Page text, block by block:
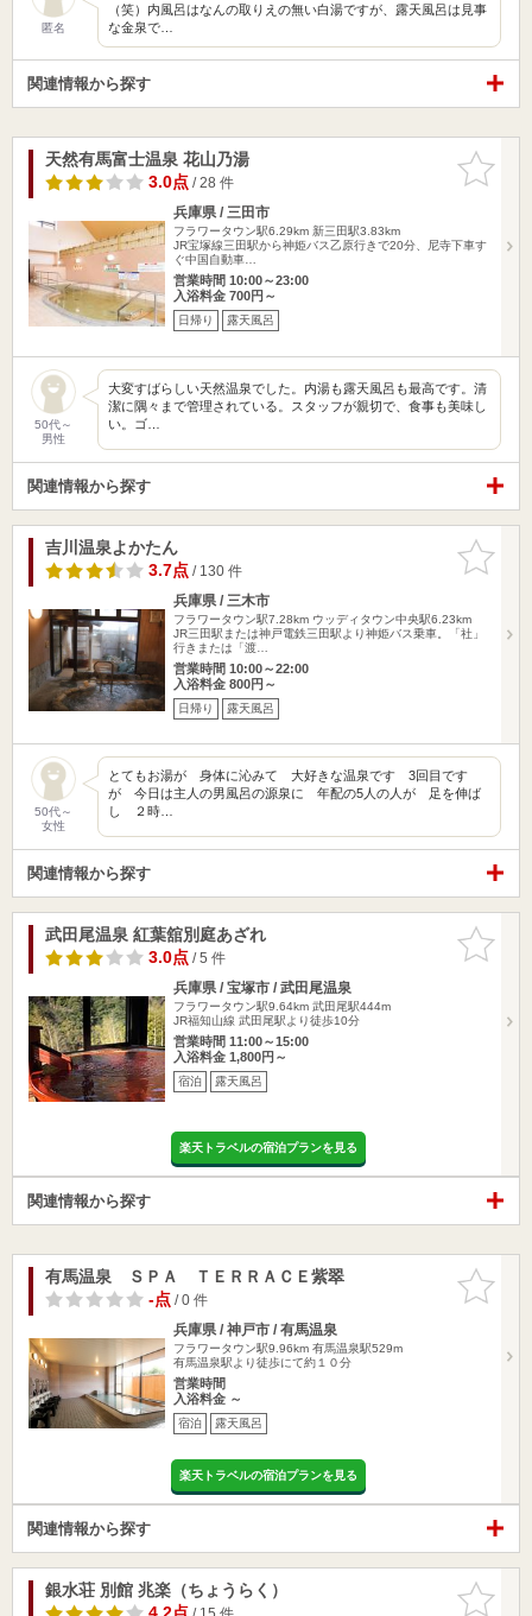
匿名
（笑）内風呂はなんの取りえの無い白湯ですが、露天風呂は見事
な金泉で…
関連情報から探す
お気に入
りに追加
天然有馬富士温泉 花山乃湯
3.0点/ 28 件
兵庫県 / 三田市
フラワータウン駅6.29km 新三田駅3.83km
JR宝塚線三田駅から神姫バス乙原行きで20分、尼寺下車す
ぐ中国自動車…
営業時間 10:00～23:00
入浴料金 700円～
日帰り 露天風呂
50代～
男性
大変すばらしい天然温泉でした。内湯も露天風呂も最高です。清
潔に隅々まで管理されている。スタッフが親切で、食事も美味し
い。ゴ…
関連情報から探す
お気に入
りに追加
吉川温泉よかたん
3.7点/ 130 件
兵庫県 / 三木市
フラワータウン駅7.28km ウッディタウン中央駅6.23km
JR三田駅または神戸電鉄三田駅より神姫バス乗車。「社」
行きまたは「渡…
営業時間 10:00～22:00
入浴料金 800円～
日帰り 露天風呂
50代～
女性
とてもお湯が 身体に沁みて 大好きな温泉です 3回目です
が 今日は主人の男風呂の源泉に 年配の5人の人が 足を伸ば
し ２時…
関連情報から探す
お気に入
りに追加
武田尾温泉 紅葉舘別庭あざれ
3.0点/ 5 件
兵庫県 / 宝塚市 / 武田尾温泉
フラワータウン駅9.64km 武田尾駅444m
JR福知山線 武田尾駅より徒歩10分
営業時間 11:00～15:00
入浴料金 1,800円～
宿泊 露天風呂
楽天トラベルの宿泊プランを見る
関連情報から探す
お気に入
りに追加
有馬温泉 ＳＰＡ ＴＥＲＲＡＣＥ紫翠
-点/ 0 件
兵庫県 / 神戸市 / 有馬温泉
フラワータウン駅9.96km 有馬温泉駅529m
有馬温泉駅より徒歩にて約１０分
営業時間
入浴料金 ～
宿泊 露天風呂
楽天トラベルの宿泊プランを見る
関連情報から探す
お気に入
りに追加
銀水荘 別館 兆楽（ちょうらく）